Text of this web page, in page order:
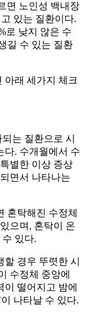
면 노인성 백내장
있는 질환이다.
로 낮지 않은 수
길 수 있는 질환
아래 세가지 체크
는 질환으로 시
다. 수개월에서 수
별한 이상 증상
면서 나타나는
혼탁해진 수정체
으며, 혼탁이 온
있다.
경우 뚜렷한 시
수정체 중앙에
떨어지고 밤에
나타날 수 있다.